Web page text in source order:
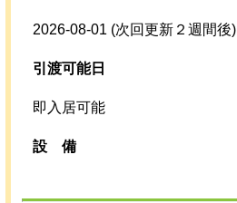
2026-08-01 (次回更新２週間後)
引渡可能日
即入居可能
設 備